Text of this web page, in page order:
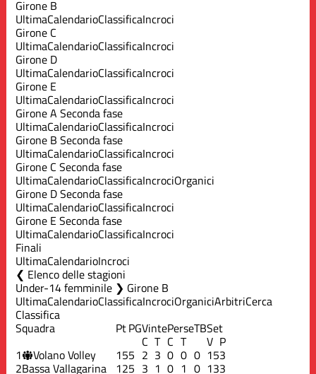
Girone B
UltimaCalendarioClassificaIncroci
Girone C
UltimaCalendarioClassificaIncroci
Girone D
UltimaCalendarioClassificaIncroci
Girone E
UltimaCalendarioClassificaIncroci
Girone A Seconda fase
UltimaCalendarioClassificaIncroci
Girone B Seconda fase
UltimaCalendarioClassificaIncroci
Girone C Seconda fase
UltimaCalendarioClassificaIncrociOrganici
Girone D Seconda fase
UltimaCalendarioClassificaIncroci
Girone E Seconda fase
UltimaCalendarioClassificaIncroci
Finali
UltimaCalendarioIncroci
Elenco delle stagioni
Under-14 femminile ❯ Girone B
UltimaCalendarioClassificaIncrociOrganiciArbitriCerca
Classifica
Squadra PtPGVintePerseTBSet
C T C T V P
1 Volano Volley 155 2 3 0 0 0 153
2Bassa Vallagarina 125 3 1 0 1 0 133